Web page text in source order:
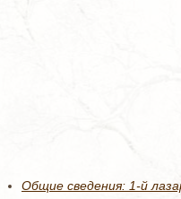
Общие сведения: 1-й